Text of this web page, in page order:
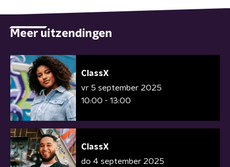
Meer uitzendingen
ClassX
vr 5 september 2025
10:00 - 13:00
ClassX
do 4 september 2025